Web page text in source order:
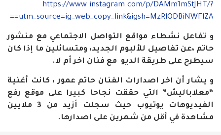
https://www.instagram.com/p/DAMm1mStJHT/?
utm_source=ig_web_copy_link&igsh=MzRlODBiNWFlZA==
و تفاعل نشطاء مواقع التواصل الاجتماعي مع منشور
حاتم ،عن تفاصيل للألبوم الجديد، ومتسائلين ما إذا كان
سيطرح على طريقة الديو مع فنان اخر أم لا.
و يشار أن اخر اصدارات الفنان حاتم عمور ، كانت أغنية
“معلاباليش” التي حققت نجاحا كبيرا على موقع رفع
الفيديوهات يوتيوب حيث سجلت أزيد من 3 ملايين
مشاهدة في أقل من شهرين على اصدارها.